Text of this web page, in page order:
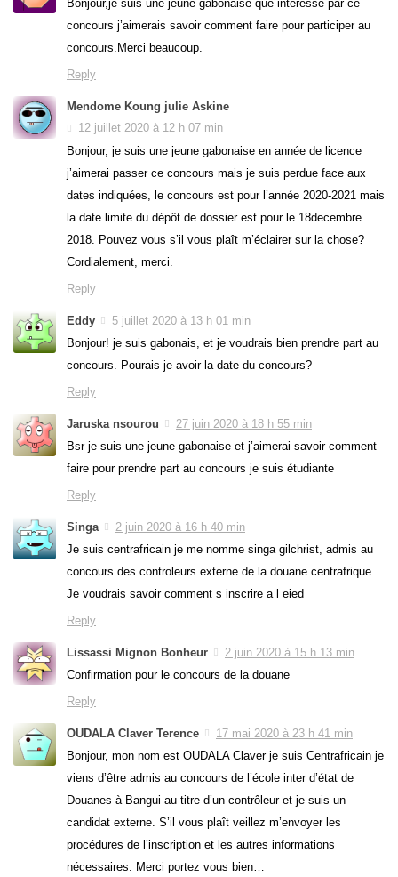
Bonjour,je suis une jeune gabonaise que intéressé par ce
concours j’aimerais savoir comment faire pour participer au
concours.Merci beaucoup.
Reply
Mendome Koung julie Askine
12 juillet 2020 à 12 h 07 min
Bonjour, je suis une jeune gabonaise en année de licence
j’aimerai passer ce concours mais je suis perdue face aux
dates indiquées, le concours est pour l’année 2020-2021 mais
la date limite du dépôt de dossier est pour le 18decembre
2018. Pouvez vous s’il vous plaît m’éclairer sur la chose?
Cordialement, merci.
Reply
Eddy
5 juillet 2020 à 13 h 01 min
Bonjour! je suis gabonais, et je voudrais bien prendre part au
concours. Pourais je avoir la date du concours?
Reply
Jaruska nsourou
27 juin 2020 à 18 h 55 min
Bsr je suis une jeune gabonaise et j’aimerai savoir comment
faire pour prendre part au concours je suis étudiante
Reply
Singa
2 juin 2020 à 16 h 40 min
Je suis centrafricain je me nomme singa gilchrist, admis au
concours des controleurs externe de la douane centrafrique.
Je voudrais savoir comment s inscrire a l eied
Reply
Lissassi Mignon Bonheur
2 juin 2020 à 15 h 13 min
Confirmation pour le concours de la douane
Reply
OUDALA Claver Terence
17 mai 2020 à 23 h 41 min
Bonjour, mon nom est OUDALA Claver je suis Centrafricain je
viens d’être admis au concours de l’école inter d’état de
Douanes à Bangui au titre d’un contrôleur et je suis un
candidat externe. S’il vous plaît veillez m’envoyer les
procédures de l’inscription et les autres informations
nécessaires. Merci portez vous bien…